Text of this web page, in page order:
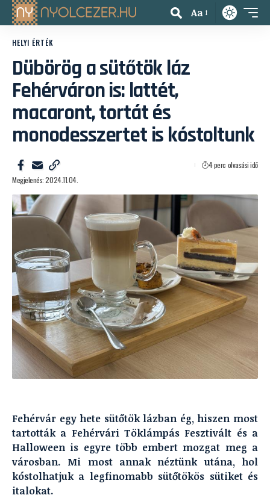
Aa
HELYI ÉRTÉK
Dübörög a sütőtök láz
Fehérváron is: lattét,
macaront, tortát és
monodesszertet is kóstoltunk
Megjelenés: 2024.11.04.
4 perc olvasási idő
Fehérvár egy hete sütőtök lázban ég, hiszen most
tartották a Fehérvári Töklámpás Fesztivált és a
Halloween is egyre több embert mozgat meg a
városban. Mi most annak néztünk utána, hol
kóstolhatjuk a legfinomabb sütőtökös sütiket és
italokat.